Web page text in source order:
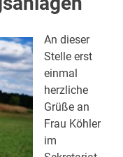
An dieser
Stelle erst
einmal
herzliche
Grüße an
Frau Köhler
im